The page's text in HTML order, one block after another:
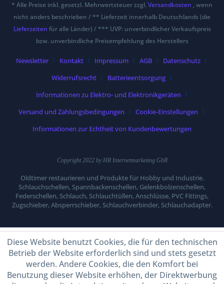
* Alle Preise inkl. gesetzl. Mehrwertsteuer zzgl. Versandkosten , wenn
nicht anders beschrieben / ** Lieferzeit innerhalb Deutschlands (die
Lieferzeiten für alle Länder) / *** UVP: unverbindlicher Verkaufspreis
bzw. unverbindliche Preisempfehlung des Herstellers
Newsletter Kontakt Impressum AGB
Datenschutz
Widerrufsrecht
Batterieentsorgung
Informationen zu Elektro- und Elektronikgeräten
Versand und Zahlungsbedingungen
Cookie-Einstellungen
Informationen zur Echtheit von Kundenbewertungen
Copyright 2022 by HR Internetmarketing GbR
Oldtimer restaurieren und Produkte für Hobby und Industrie.
Schlauchschellen, Spannbackenschellen, Gelenkbolzenschellen,
Federschellen, Schlauch, Schlauchtüllen, Anschlüsse, PVC Fittings,
Zugschieber, Absperrschieber, Schlauchverbinder, Schlauchadapter.
Diese Website benutzt Cookies, die für den technischen
Betrieb der Website erforderlich sind und stets gesetzt
werden. Andere Cookies, die den Komfort bei
Benutzung dieser Website erhöhen, der Direktwerbung